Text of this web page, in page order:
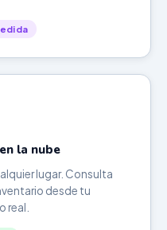
la nube
lugar. Consulta
desde tu
real.